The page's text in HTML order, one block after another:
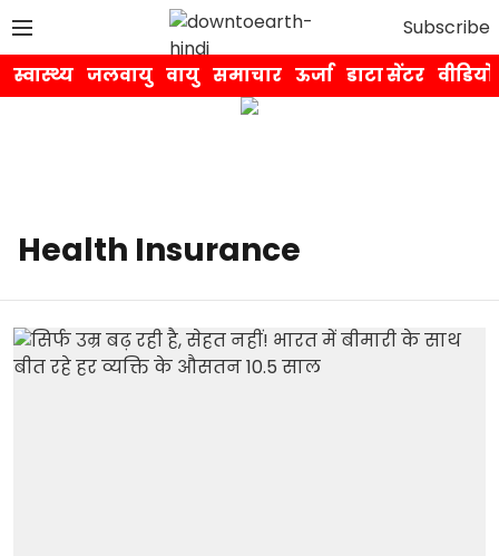
Subscribe
स्वास्थ्य जलवायु वायु समाचार ऊर्जा डाटा सेंटर वीडियो
Health Insurance